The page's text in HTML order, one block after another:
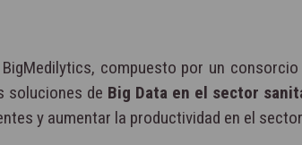
compuesto por un
soluciones de Big Data en el sector
y aumentar la productividad en el